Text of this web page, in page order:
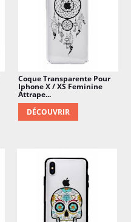
Coque Transparente Pour
Iphone X / XS Feminine
Attrape...
DÉCOUVRIR